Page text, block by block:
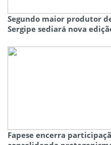
Segundo maior produtor
Sergipe sediará nova
Fapese encerra